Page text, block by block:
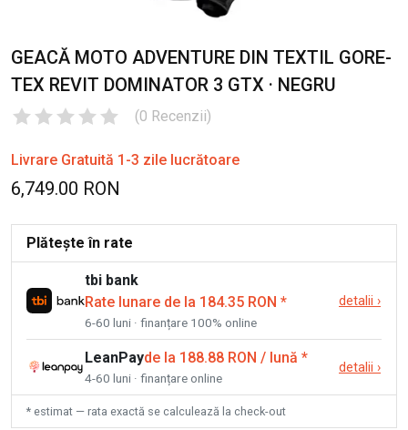
GEACĂ MOTO ADVENTURE DIN TEXTIL GORE-
TEX REVIT DOMINATOR 3 GTX · NEGRU
(0 Recenzii)
Livrare Gratuită 1-3 zile lucrătoare
6,749.00 RON
Plătește în rate
tbi bank
Rate lunare de la 184.35 RON *
6-60 luni · finanțare 100% online
detalii ›
LeanPayde la 188.88 RON / lună *
4-60 luni · finanțare online
detalii ›
* estimat — rata exactă se calculează la check-out